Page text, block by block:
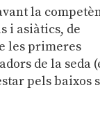
la
i asiàtics, de
les primeres
de la seda
pels baixos